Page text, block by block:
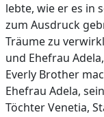
lebte, wie er es in
zum Ausdruck
Träume zu
und Ehefrau
Everly Brother
Ehefrau Adela,
Töchter Venetia,